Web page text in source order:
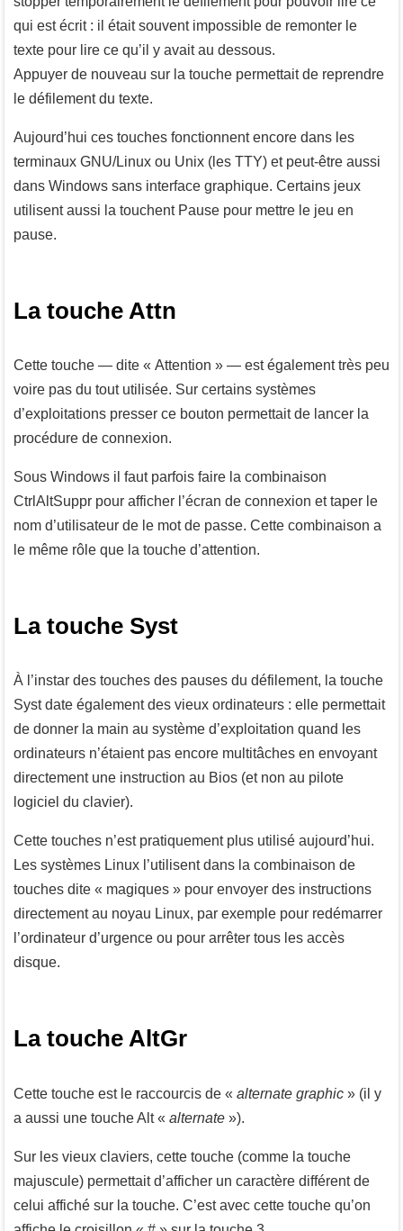
qui est écrit : il était souvent impossible de remonter le
texte pour lire ce qu’il y avait au dessous.
Appuyer de nouveau sur la touche permettait de reprendre
le défilement du texte.
Aujourd’hui ces touches fonctionnent encore dans les
terminaux GNU/Linux ou Unix (les TTY) et peut-être aussi
dans Windows sans interface graphique. Certains jeux
utilisent aussi la touchent Pause pour mettre le jeu en
pause.
La touche Attn
Cette touche — dite « Attention » — est également très peu
voire pas du tout utilisée. Sur certains systèmes
d’exploitations presser ce bouton permettait de lancer la
procédure de connexion.
Sous Windows il faut parfois faire la combinaison
Ctrl AltSuppr pour afficher l’écran de connexion et taper le
nom d’utilisateur de le mot de passe. Cette combinaison a
le même rôle que la touche d’attention.
La touche Syst
À l’instar des touches des pauses du défilement, la touche
Systdate également des vieux ordinateurs : elle permettait
de donner la main au système d’exploitation quand les
ordinateurs n’étaient pas encore multitâches en envoyant
directement une instruction au Bios (et non au pilote
logiciel du clavier).
Cette touches n’est pratiquement plus utilisé aujourd’hui.
Les systèmes Linux l’utilisent dans la combinaison de
touches dite « magiques » pour envoyer des instructions
directement au noyau Linux, par exemple pour redémarrer
l’ordinateur d’urgence ou pour arrêter tous les accès
disque.
La touche AltGr
Cette touche est le raccourcis de « alternate graphic » (il y
a aussi une toucheAlt« alternate »).
Sur les vieux claviers, cette touche (comme la touche
majuscule) permettait d’afficher un caractère différent de
celui affiché sur la touche. C’est avec cette touche qu’on